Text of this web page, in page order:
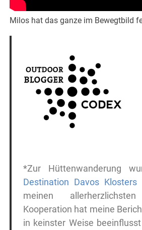
Milos hat das ganze im Bewegtbild
*Zur Hüttenwanderung
Destination Davos Klosters
meinen
Kooperation hat meine
in keinster Weise